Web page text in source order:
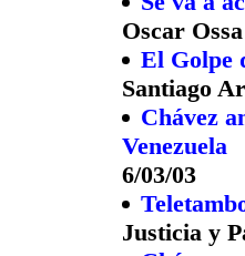
Oscar
El Golpe
Santiago
Chávez
Venezuela
6/03/03
Justicia y